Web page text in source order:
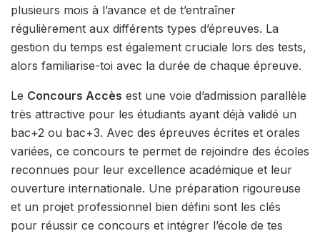
plusieurs mois à l’avance et de t’entraîner
régulièrement aux différents types d’épreuves. La
gestion du temps est également cruciale lors des tests,
alors familiarise-toi avec la durée de chaque épreuve.
Le Concours Accès est une voie d’admission parallèle
très attractive pour les étudiants ayant déjà validé un
bac+2 ou bac+3. Avec des épreuves écrites et orales
variées, ce concours te permet de rejoindre des écoles
reconnues pour leur excellence académique et leur
ouverture internationale. Une préparation rigoureuse
et un projet professionnel bien défini sont les clés
pour réussir ce concours et intégrer l’école de tes